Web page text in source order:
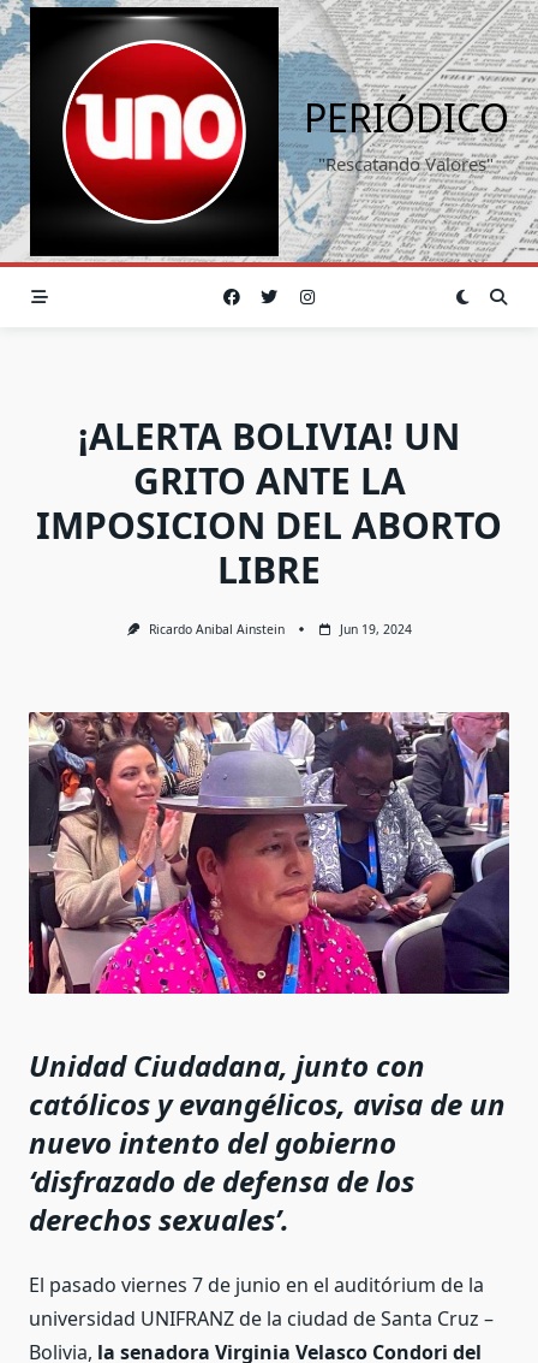
Saltar
al
contenido
PERIÓDICO
"Rescatando Valores"
¡ALERTA BOLIVIA! UN
GRITO ANTE LA
IMPOSICION DEL ABORTO
LIBRE
Ricardo Anibal Ainstein Jun 19, 2024
Unidad Ciudadana, junto con
católicos y evangélicos, avisa de un
nuevo intento del gobierno
‘disfrazado de defensa de los
derechos sexuales’.
El pasado viernes 7 de junio en el auditórium de la
universidad UNIFRANZ de la ciudad de Santa Cruz –
Bolivia, la senadora Virginia Velasco Condori del